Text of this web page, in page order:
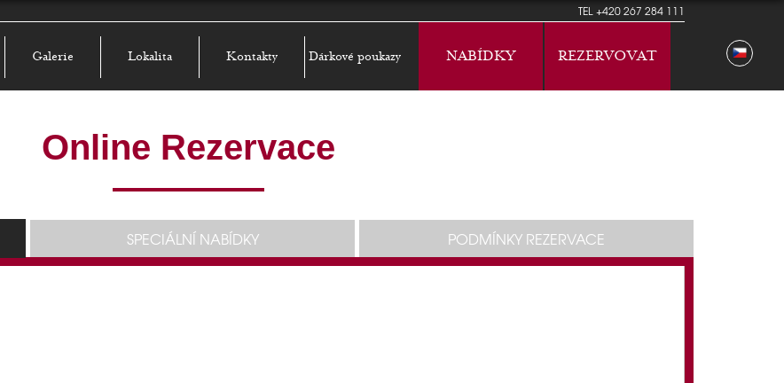
TEL+420 267 284 111
Galerie Lokalita Kontakty Dárkové poukazy NABÍDKY REZERVOVAT
Online Rezervace
SPECIÁLNÍ NABÍDKY PODMÍNKY REZERVACE